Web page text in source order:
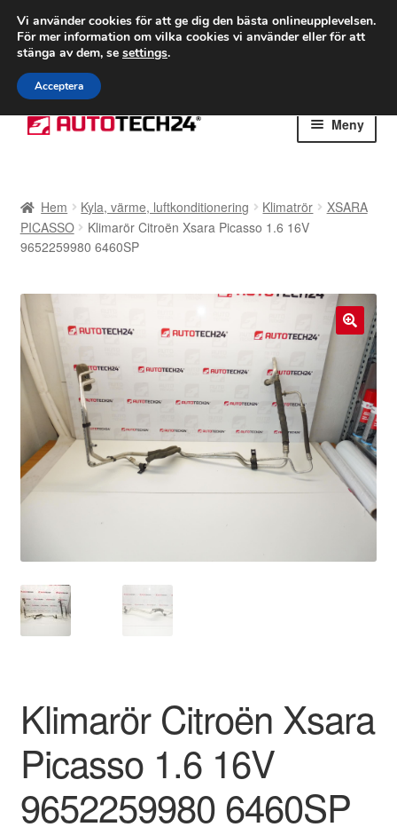
FRAKT från 75 kr
Världsomspännande frakt
Ring 766 924 713
Hoppa
till
Hoppa
till
Meny
Betalningar
Klagomål
Kolla upp
Kontakt
Mitt konto
Om oss
Transport
Villkor
Hem Kyla, värme, luftkonditionering Klimatrör
XSARA
PICASSO
Klimarör Citroën Xsara Picasso 1.6 16V
9652259980 6460SP
Klimarör Citroën Xsara
Picasso 1.6 16V
9652259980 6460SP
Vi använder cookies för att ge dig den bästa onlineupplevelsen.
För mer information om vilka cookies vi använder eller för att
stänga av dem, se settings.
Acceptera